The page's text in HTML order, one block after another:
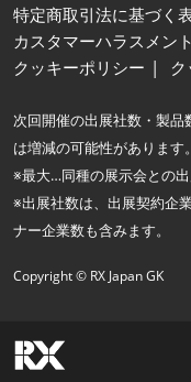
特定商取引法に基づく
カスタマーハラスメン
クッキーポリシー
次回開催の出展社数・製
は増減の可能性があります。
※最大…同種の展示会との出
※出展社数は、出展契約企
ナー企業数も含みます。
Copyright © RX Japan GK